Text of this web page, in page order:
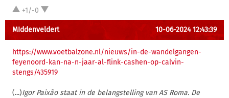
+1/-0
MIddenveldert 10-06-2024 12:43:39
https://www.voetbalzone.nl/nieuws/in-de-wandelgangen-
feyenoord-kan-na-n-jaar-al-flink-cashen-op-calvin-
stengs/435919
(...)Igor Paixão staat in de belangstelling van AS Roma. De